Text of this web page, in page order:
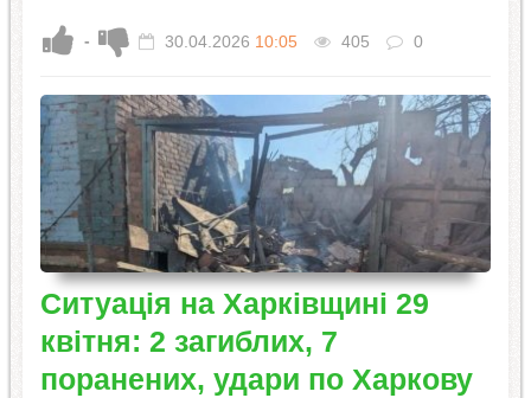
- 30.04.2026 10:05 405 0
Ситуація на Харківщині 29
квітня: 2 загиблих, 7
поранених, удари по Харкову